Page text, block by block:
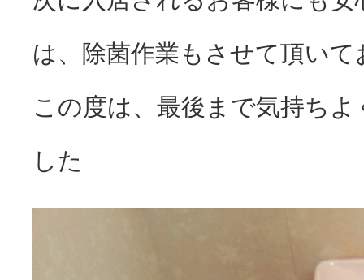
は、除菌作業もさせて頂いて
この度は、最後まで気持ち
した